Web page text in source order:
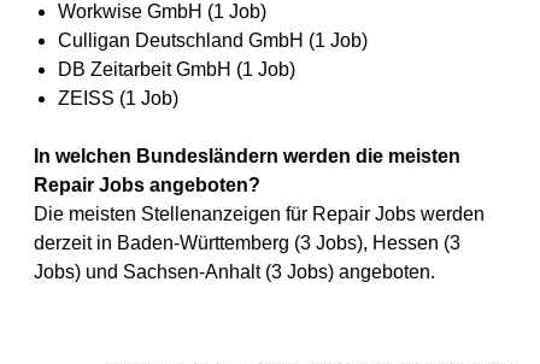
Workwise GmbH (1 Job)
Culligan Deutschland GmbH (1 Job)
DB Zeitarbeit GmbH (1 Job)
ZEISS (1 Job)
In welchen Bundesländern werden die meisten
Repair Jobs angeboten?
Die meisten Stellenanzeigen für Repair Jobs werden
derzeit in Baden-Württemberg (3 Jobs), Hessen (3
Jobs) und Sachsen-Anhalt (3 Jobs) angeboten.